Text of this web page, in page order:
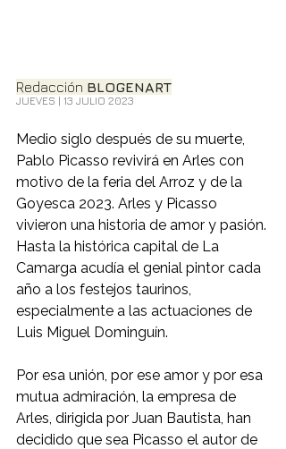
Redacción BLOGENART
JUEVES | 13 JULIO 2023
Medio siglo después de su muerte,
Pablo Picasso revivirá en Arles con
motivo de la feria del Arroz y de la
Goyesca 2023. Arles y Picasso
vivieron una historia de amor y pasión.
Hasta la histórica capital de La
Camarga acudía el genial pintor cada
año a los festejos taurinos,
especialmente a las actuaciones de
Luis Miguel Dominguín.
Por esa unión, por ese amor y por esa
mutua admiración, la empresa de
Arles, dirigida por Juan Bautista, han
decidido que sea Picasso el autor de